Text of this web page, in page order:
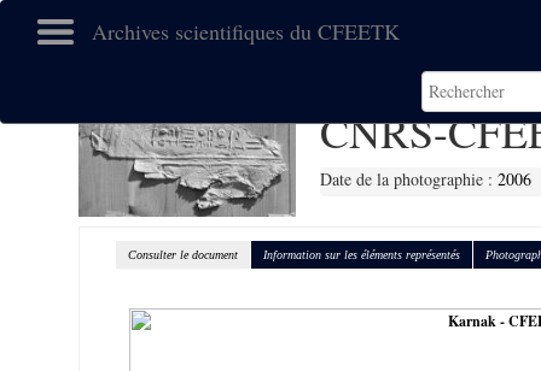
Archives scientifiques du CFEETK
CNRS-
Date de la photographie :2006
Consulter le document Information sur les éléments représentés